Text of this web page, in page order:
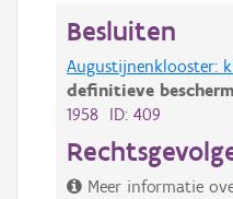
Besluiten
Augustijnenklooster:
definitieve
1958 ID: 409
Meer informatie